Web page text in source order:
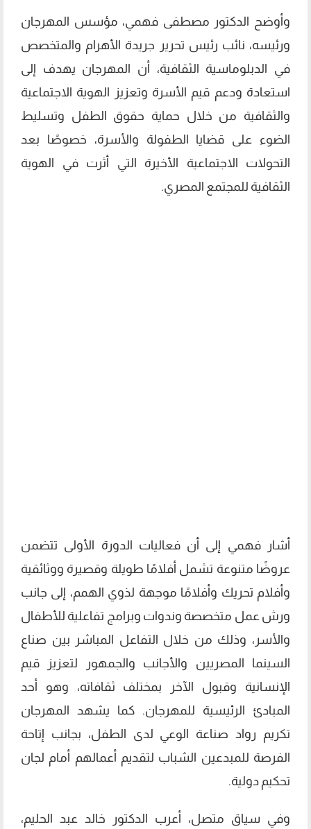
وأوضح الدكتور مصطفى فهمي، مؤسس المهرجان
ورئيسه، نائب رئيس تحرير جريدة الأهرام والمتخصص
في الدبلوماسية الثقافية، أن المهرجان يهدف إلى
استعادة ودعم قيم الأسرة وتعزيز الهوية الاجتماعية
والثقافية من خلال حماية حقوق الطفل وتسليط
الضوء على قضايا الطفولة والأسرة، خصوصًا بعد
التحولات الاجتماعية الأخيرة التي أثرت في الهوية
الثقافية للمجتمع المصري.
أشار فهمي إلى أن فعاليات الدورة الأولى تتضمن
عروضًا متنوعة تشمل أفلامًا طويلة وقصيرة ووثائقية
وأفلام تحريك وأفلامًا موجهة لذوي الهمم، إلى جانب
ورش عمل متخصصة وندوات وبرامج تفاعلية للأطفال
والأسر، وذلك من خلال التفاعل المباشر بين صناع
السينما المصريين والأجانب والجمهور لتعزيز قيم
الإنسانية وقبول الآخر بمختلف ثقافاته، وهو أحد
المبادئ الرئيسية للمهرجان. كما يشهد المهرجان
تكريم رواد صناعة الوعي لدى الطفل، بجانب إتاحة
الفرصة للمبدعين الشباب لتقديم أعمالهم أمام لجان
تحكيم دولية.
وفي سياق متصل، أعرب الدكتور خالد عبد الحليم،